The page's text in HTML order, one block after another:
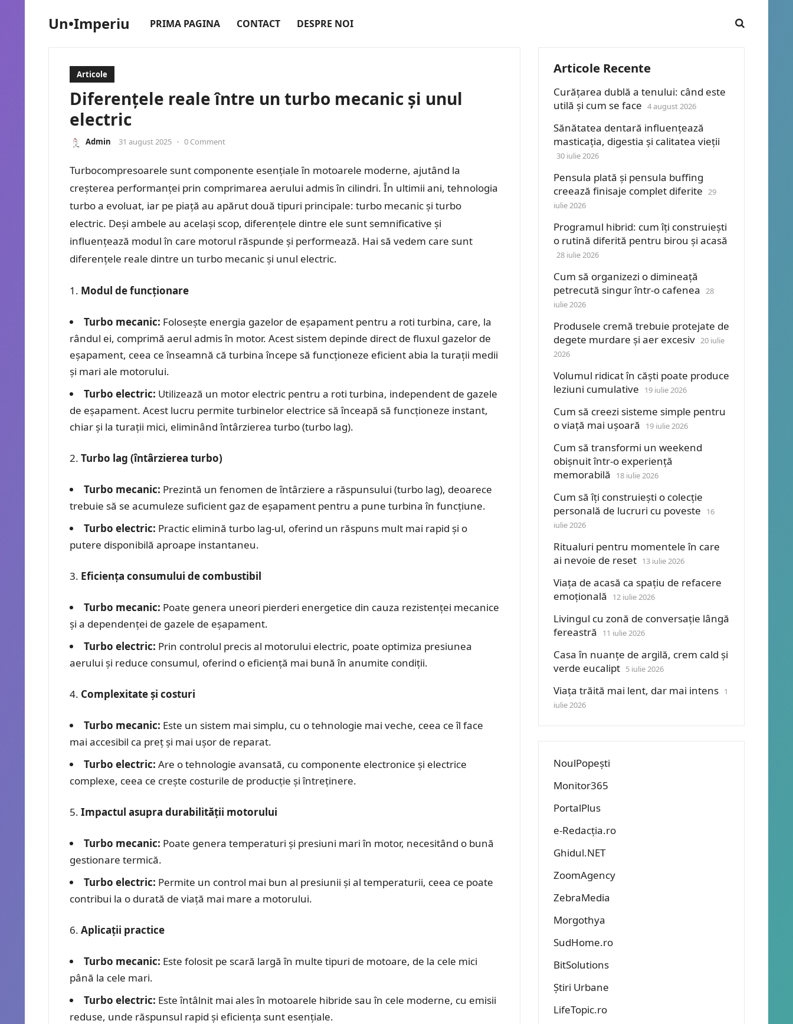
Un•Imperiu PRIMA PAGINA CONTACT DESPRE NOI
Articole
Diferențele reale între un turbo mecanic și unul
electric
Admin 31 august 2025 • 0 Comment
Turbocompresoarele sunt componente esențiale în motoarele moderne, ajutând la
creșterea performanței prin comprimarea aerului admis în cilindri. În ultimii ani, tehnologia
turbo a evoluat, iar pe piață au apărut două tipuri principale: turbo mecanic și turbo
electric. Deși ambele au același scop, diferențele dintre ele sunt semnificative și
influențează modul în care motorul răspunde și performează. Hai să vedem care sunt
diferențele reale dintre un turbo mecanic și unul electric.
Modul de funcționare
Turbo mecanic: Folosește energia gazelor de eșapament pentru a roti turbina, care, la
rândul ei, comprimă aerul admis în motor. Acest sistem depinde direct de fluxul gazelor de
eșapament, ceea ce înseamnă că turbina începe să funcționeze eficient abia la turații medii
și mari ale motorului.
Turbo electric: Utilizează un motor electric pentru a roti turbina, independent de gazele
de eșapament. Acest lucru permite turbinelor electrice să înceapă să funcționeze instant,
chiar și la turații mici, eliminând întârzierea turbo (turbo lag).
Turbo lag (întârzierea turbo)
Turbo mecanic: Prezintă un fenomen de întârziere a răspunsului (turbo lag), deoarece
trebuie să se acumuleze suficient gaz de eșapament pentru a pune turbina în funcțiune.
Turbo electric: Practic elimină turbo lag-ul, oferind un răspuns mult mai rapid și o
putere disponibilă aproape instantaneu.
Eficiența consumului de combustibil
Turbo mecanic: Poate genera uneori pierderi energetice din cauza rezistenței mecanice
și a dependenței de gazele de eșapament.
Turbo electric: Prin controlul precis al motorului electric, poate optimiza presiunea
aerului și reduce consumul, oferind o eficiență mai bună în anumite condiții.
Complexitate și costuri
Turbo mecanic: Este un sistem mai simplu, cu o tehnologie mai veche, ceea ce îl face
mai accesibil ca preț și mai ușor de reparat.
Turbo electric: Are o tehnologie avansată, cu componente electronice și electrice
complexe, ceea ce crește costurile de producție și întreținere.
Impactul asupra durabilității motorului
Turbo mecanic: Poate genera temperaturi și presiuni mari în motor, necesitând o bună
gestionare termică.
Turbo electric: Permite un control mai bun al presiunii și al temperaturii, ceea ce poate
contribui la o durată de viață mai mare a motorului.
Aplicații practice
Turbo mecanic: Este folosit pe scară largă în multe tipuri de motoare, de la cele mici
până la cele mari.
Turbo electric: Este întâlnit mai ales în motoarele hibride sau în cele moderne, cu emisii
reduse, unde răspunsul rapid și eficiența sunt esențiale.
Articole Recente
Curățarea dublă a tenului: când este
utilă și cum se face 4 august 2026
Sănătatea dentară influențează
masticația, digestia și calitatea vieții
30 iulie 2026
Pensula plată și pensula buffing
creează finisaje complet diferite 29
iulie 2026
Programul hibrid: cum îți construiești
o rutină diferită pentru birou și acasă
28 iulie 2026
Cum să organizezi o dimineață
petrecută singur într-o cafenea 28
iulie 2026
Produsele cremă trebuie protejate de
degete murdare și aer excesiv 20 iulie
2026
Volumul ridicat în căști poate produce
leziuni cumulative
19 iulie 2026
Cum să creezi sisteme simple pentru
o viață mai ușoară
19 iulie 2026
Cum să transformi un weekend
obișnuit într-o experiență
memorabilă
18 iulie 2026
Cum să îți construiești o colecție
personală de lucruri cu poveste
16
iulie 2026
Ritualuri pentru momentele în care
ai nevoie de reset 13 iulie 2026
Viața de acasă ca spațiu de refacere
emoțională
12 iulie 2026
Livingul cu zonă de conversație lângă
fereastră
11 iulie 2026
Casa în nuanțe de argilă, crem cald și
verde eucalipt 5 iulie 2026
Viața trăită mai lent, dar mai intens 1
iulie 2026
NoulPopești
Monitor365
PortalPlus
e-Redacția.ro
Ghidul.NET
ZoomAgency
ZebraMedia
Morgothya
SudHome.ro
BitSolutions
Știri Urbane
LifeTopic.ro